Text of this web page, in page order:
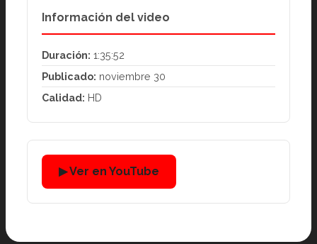
Información del video
Duración: 1:35:52
Publicado: noviembre 30
Calidad: HD
▶ Ver en YouTube